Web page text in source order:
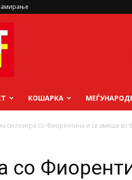
КОШАРКА
си поигра со Фиорентина и се вмеша во
со